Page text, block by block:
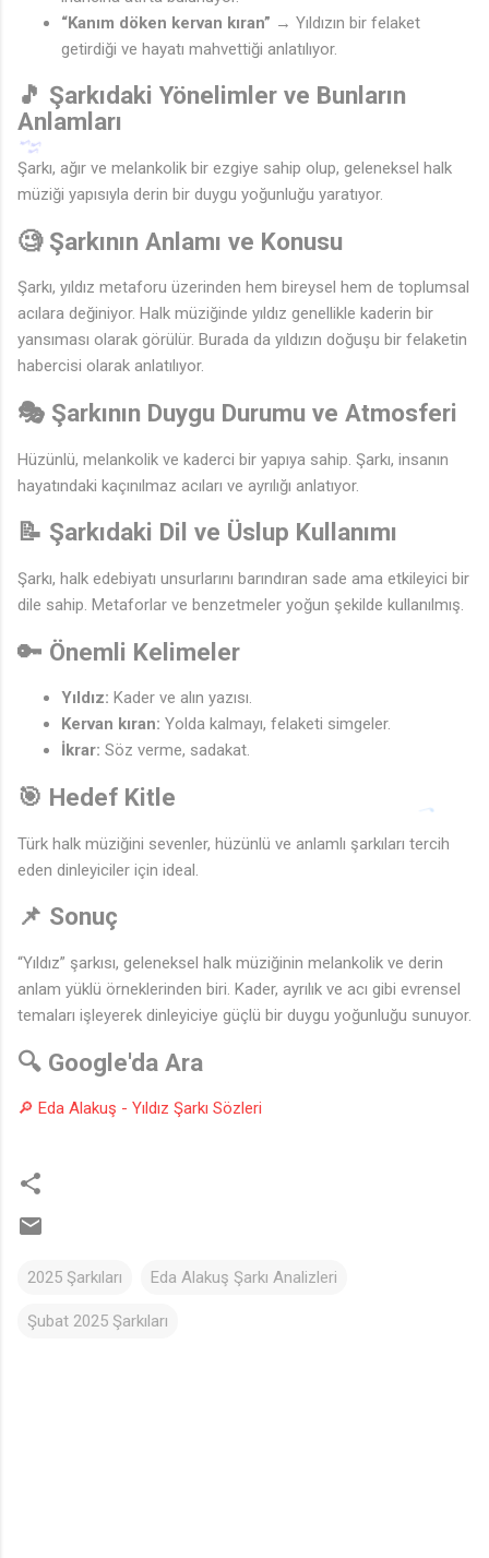
“Kanım döken kervan kıran” → Yıldızın bir felaket
getirdiği ve hayatı mahvettiği anlatılıyor.
🎵 Şarkıdaki Yönelimler ve Bunların
Anlamları
Şarkı, ağır ve melankolik bir ezgiye sahip olup, geleneksel halk
müziği yapısıyla derin bir duygu yoğunluğu yaratıyor.
🧐 Şarkının Anlamı ve Konusu
Şarkı, yıldız metaforu üzerinden hem bireysel hem de toplumsal
acılara değiniyor. Halk müziğinde yıldız genellikle kaderin bir
yansıması olarak görülür. Burada da yıldızın doğuşu bir felaketin
habercisi olarak anlatılıyor.
🎭 Şarkının Duygu Durumu ve Atmosferi
Hüzünlü, melankolik ve kaderci bir yapıya sahip. Şarkı, insanın
hayatındaki kaçınılmaz acıları ve ayrılığı anlatıyor.
📝 Şarkıdaki Dil ve Üslup Kullanımı
Şarkı, halk edebiyatı unsurlarını barındıran sade ama etkileyici bir
dile sahip. Metaforlar ve benzetmeler yoğun şekilde kullanılmış.
🔑 Önemli Kelimeler
Yıldız: Kader ve alın yazısı.
Kervan kıran: Yolda kalmayı, felaketi simgeler.
İkrar: Söz verme, sadakat.
🎯 Hedef Kitle
Türk halk müziğini sevenler, hüzünlü ve anlamlı şarkıları tercih
eden dinleyiciler için ideal.
📌 Sonuç
“Yıldız” şarkısı, geleneksel halk müziğinin melankolik ve derin
anlam yüklü örneklerinden biri. Kader, ayrılık ve acı gibi evrensel
temaları işleyerek dinleyiciye güçlü bir duygu yoğunluğu sunuyor.
🔍 Google'da Ara
🔎 Eda Alakuş - Yıldız Şarkı Sözleri
2025 Şarkıları Eda Alakuş Şarkı Analizleri
Şubat 2025 Şarkıları
🎶
♫